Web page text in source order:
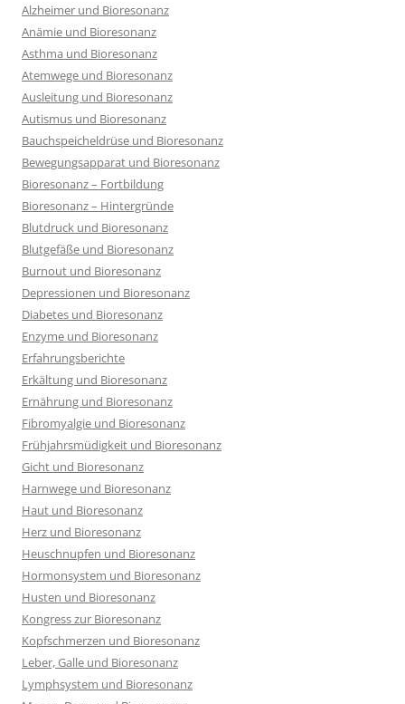
Alzheimer und Bioresonanz
Anämie und Bioresonanz
Asthma und Bioresonanz
Atemwege und Bioresonanz
Ausleitung und Bioresonanz
Autismus und Bioresonanz
Bauchspeicheldrüse und Bioresonanz
Bewegungsapparat und Bioresonanz
Bioresonanz – Fortbildung
Bioresonanz – Hintergründe
Blutdruck und Bioresonanz
Blutgefäße und Bioresonanz
Burnout und Bioresonanz
Depressionen und Bioresonanz
Diabetes und Bioresonanz
Enzyme und Bioresonanz
Erfahrungsberichte
Erkältung und Bioresonanz
Ernährung und Bioresonanz
Fibromyalgie und Bioresonanz
Frühjahrsmüdigkeit und Bioresonanz
Gicht und Bioresonanz
Harnwege und Bioresonanz
Haut und Bioresonanz
Herz und Bioresonanz
Heuschnupfen und Bioresonanz
Hormonsystem und Bioresonanz
Husten und Bioresonanz
Kongress zur Bioresonanz
Kopfschmerzen und Bioresonanz
Leber, Galle und Bioresonanz
Lymphsystem und Bioresonanz